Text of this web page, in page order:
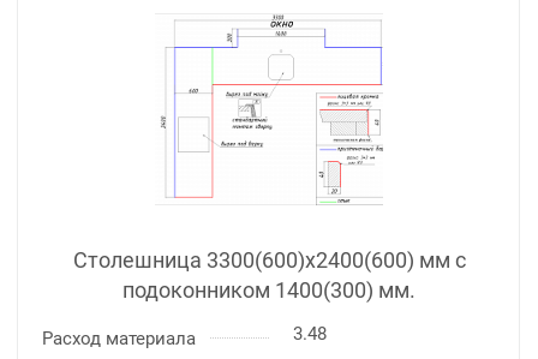
Столешница 3300(600)х2400(600) мм с
подоконником 1400(300) мм.
Расход материала
3.48